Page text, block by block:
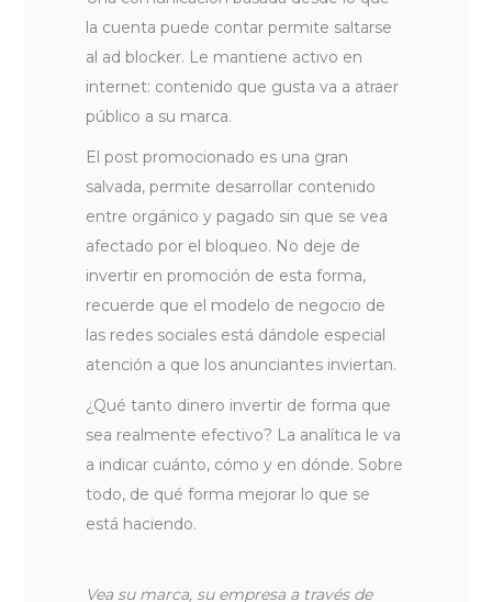
la cuenta puede contar permite saltarse
al ad blocker. Le mantiene activo en
internet: contenido que gusta va a atraer
público a su marca.
El post promocionado es una gran
salvada, permite desarrollar contenido
entre orgánico y pagado sin que se vea
afectado por el bloqueo. No deje de
invertir en promoción de esta forma,
recuerde que el modelo de negocio de
las redes sociales está dándole especial
atención a que los anunciantes inviertan.
¿Qué tanto dinero invertir de forma que
sea realmente efectivo? La analítica le va
a indicar cuánto, cómo y en dónde. Sobre
todo, de qué forma mejorar lo que se
está haciendo.
Vea su marca, su empresa a través de